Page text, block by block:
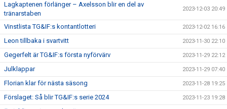
Lagkaptenen förlänger – Axelsson blir en del av
tränarstaben
2023-12-03 20:49
Vinstlista TG&IF:s kontantlotteri 2023-12-02 16:16
Leon tillbaka i svartvitt 2023-11-30 22:10
Gegerfelt är TG&IF:s första nyförvärv 2023-11-29 22:12
Julklappar 2023-11-29 07:40
Florian klar för nästa säsong 2023-11-28 19:25
Förslaget: Så blir TG&IF:s serie 2024 2023-11-23 19:28